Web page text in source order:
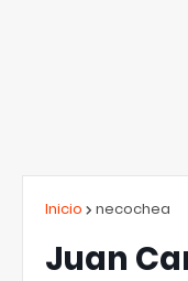
Inicio necochea
Juan